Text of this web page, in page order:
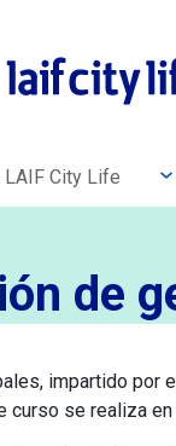
LAIF City LifeOpen
de
impartido
curso se realiza